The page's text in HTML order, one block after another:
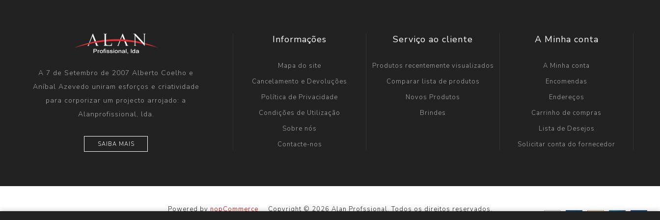
A 7 de Setembro de 2007 Alberto Coelho e
Aníbal Azevedo uniram esforços e criatividade
para corporizar um projecto arrojado: a
Alanprofissional, lda.
SAIBA MAIS
Informações
Mapa do site
Cancelamento e Devoluções
Política de Privacidade
Condições de Utilização
Sobre nós
Contacte-nos
Serviço ao cliente
Produtos recentemente visualizados
Comparar lista de produtos
Novos Produtos
Brindes
A Minha conta
A Minha conta
Encomendas
Endereços
Carrinho de compras
Lista de Desejos
Solicitar conta do fornecedor
Powered bynopCommerce
Copyright © 2026 Alan Profssional. Todos os direitos reservados.